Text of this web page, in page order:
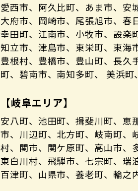
愛西市、阿久比町、あま市、安
大府市、岡崎市、尾張旭市、春
幸田町、江南市、小牧市、設楽
知立市、津島市、東栄町、東海
豊根村、豊橋市、豊山町、長久
町、碧南市、南知多町、 美浜
【岐阜エリア】
安八町、池田町、揖斐川町、恵
市、川辺町、北方町、岐南町、
村、関市、関ケ原町、高山市、
東白川村、飛騨市、七宗町、瑞
百津町、山県市、養老町、輪之